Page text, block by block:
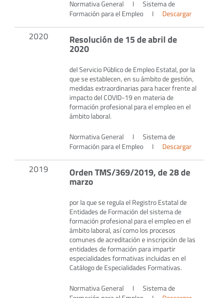
Normativa General
I
Sistema de
Formación para el Empleo
I Descargar
2020 Resolución de 15 de abril de
2020
del Servicio Público de Empleo Estatal, por la
que se establecen, en su ámbito de gestión,
medidas extraordinarias para hacer frente al
impacto del COVID-19 en materia de
formación profesional para el empleo en el
ámbito laboral.
Normativa General
I
Sistema de
Formación para el Empleo
I Descargar
2019 Orden TMS/369/2019, de 28 de
marzo
por la que se regula el Registro Estatal de
Entidades de Formación del sistema de
formación profesional para el empleo en el
ámbito laboral, así como los procesos
comunes de acreditación e inscripción de las
entidades de formación para impartir
especialidades formativas incluidas en el
Catálogo de Especialidades Formativas.
Normativa General
I
Sistema de